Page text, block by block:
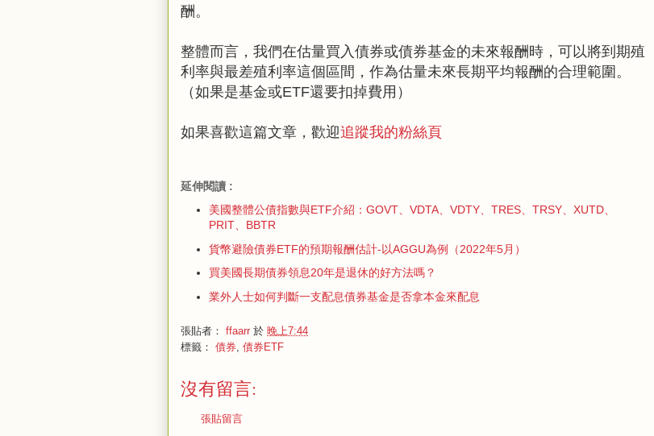
酬。
整體而言，我們在估量買入債券或債券基金的未來報酬時，可以將到期殖
利率與最差殖利率這個區間，作為估量未來長期平均報酬的合理範圍。
（如果是基金或ETF還要扣掉費用）
如果喜歡這篇文章，歡迎追蹤我的粉絲頁
延伸閱讀 :
美國整體公債指數與ETF介紹：GOVT、VDTA、VDTY、TRES、TRSY、XUTD、
PRIT、BBTR
貨幣避險債券ETF的預期報酬估計-以AGGU為例（2022年5月）
買美國長期債券領息20年是退休的好方法嗎？
業外人士如何判斷一支配息債券基金是否拿本金來配息
張貼者： ffaarr 於 晚上7:44
標籤： 債券, 債券ETF
沒有留言:
張貼留言